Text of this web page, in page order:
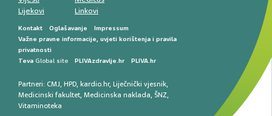
Lijekovi
Linkovi
Kontakt Oglašavanje
Impressum
Važne pravne informacije, uvjeti korištenja i pravila
privatnosti
Teva Global site PLIVAzdravlje.hr PLIVA.hr
Partneri: CMJ, HPD, kardio.hr, Liječnički vjesnik,
Medicinski fakultet, Medicinska naklada, ŠNZ,
Vitaminoteka